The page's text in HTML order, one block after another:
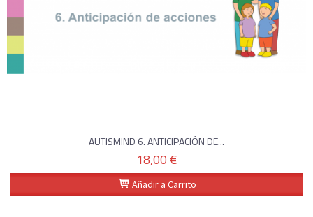
AUTISMIND 6. ANTICIPACIÓN DE...
18,00 €
Añadir a Carrito